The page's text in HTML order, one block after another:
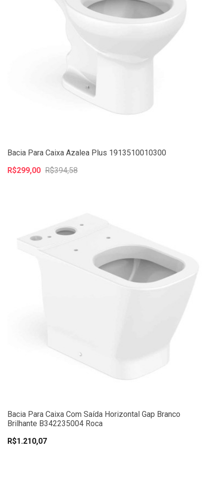
Bacia Para Caixa Azalea Plus 1913510010300
R$299,00 R$394,58
Bacia Para Caixa Com Saída Horizontal Gap Branco
Brilhante B342235004 Roca
R$1.210,07